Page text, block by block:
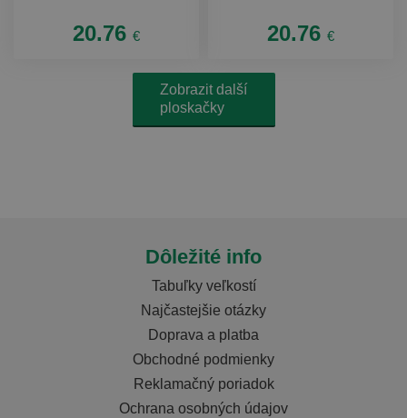
20.76 € 20.76 €
Zobrazit další
ploskačky
Dôležité info
Tabuľky veľkostí
Najčastejšie otázky
Doprava a platba
Obchodné podmienky
Reklamačný poriadok
Ochrana osobných údajov